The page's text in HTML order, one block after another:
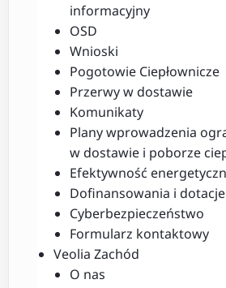
informacyjny
OSD
Wnioski
Pogotowie Ciepłownicze
Przerwy w dostawie
Komunikaty
Plany wprowadzenia
w dostawie i poborze
Efektywność
Dofinansowania i dotacje
Cyberbezpieczeństwo
Formularz kontaktowy
Veolia Zachód
O nas